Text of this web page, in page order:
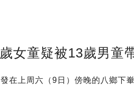
女童疑被13歲男童
在上周六（9日）傍晚的八鄉下